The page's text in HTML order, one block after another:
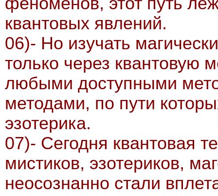
квантовых явлений.
06)- Но изучать
только через квантовую
любыми доступными
методами, по пути
эзотерика.
07)- Сегодня квантовая
мистиков, эзотериков,
неосознанно стали